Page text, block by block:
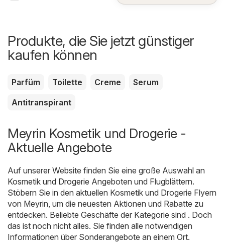
Produkte, die Sie jetzt günstiger
kaufen können
Parfüm Toilette Creme
Serum
Antitranspirant
Meyrin Kosmetik und Drogerie -
Aktuelle Angebote
Auf unserer Website finden Sie eine große Auswahl an
Kosmetik und Drogerie Angeboten und Flugblättern.
Stöbern Sie in den aktuellen Kosmetik und Drogerie Flyern
von Meyrin, um die neuesten Aktionen und Rabatte zu
entdecken. Beliebte Geschäfte der Kategorie sind . Doch
das ist noch nicht alles. Sie finden alle notwendigen
Informationen über Sonderangebote an einem Ort.